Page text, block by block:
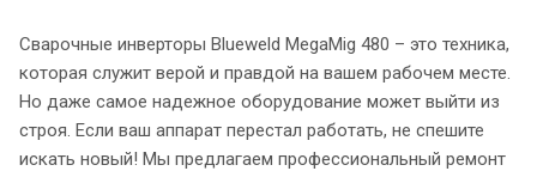
Сварочные инверторы Blueweld MegaMig 480 – это техника,
которая служит верой и правдой на вашем рабочем месте.
Но даже самое надежное оборудование может выйти из
строя. Если ваш аппарат перестал работать, не спешите
искать новый! Мы предлагаем профессиональный ремонт